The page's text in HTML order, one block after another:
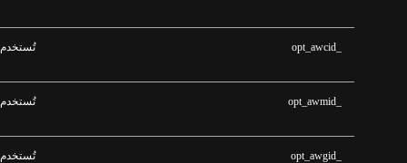
_opt_awcid تُستخدم
_opt_awmid تُستخدم
_opt_awgid تُستخدم